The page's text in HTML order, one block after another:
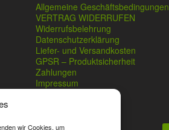
wir Cookies, um
Allgemeine Geschäftsbedingungen
VERTRAG WIDERRUFEN
Widerrufsbelehrung
Datenschutzerklärung
Liefer- und Versandkosten
GPSR – Produktsicherheit
Zahlungen
Impressum